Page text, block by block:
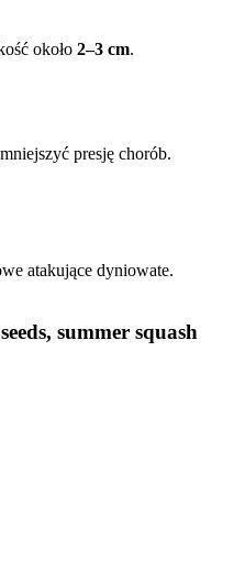
około 2–3 cm.
presję chorób.
atakujące dyniowate.
summer squash